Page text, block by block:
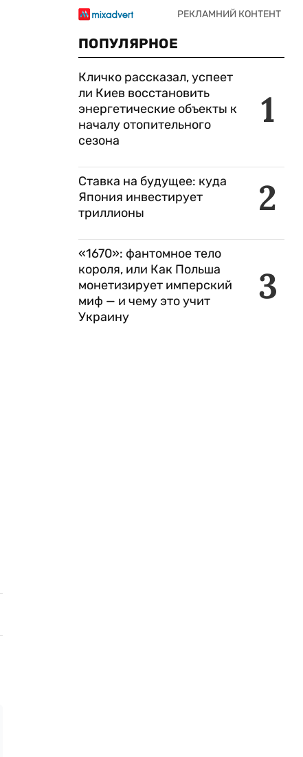
ПОПУЛЯРНОЕ
1
Кличко рассказал, успеет
ли Киев восстановить
энергетические объекты к
началу отопительного
сезона
2
Ставка на будущее: куда
Япония инвестирует
триллионы
3
«1670»: фантомное тело
короля, или Как Польша
монетизирует имперский
миф — и чему это учит
Украину